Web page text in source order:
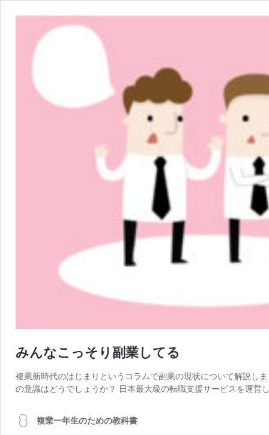
みんなこっそり副業してる
複業新時代のはじまりというコラムで副業の現状について解説し
の意識はどうでしょうか？ 日本最大級の転職支援サービスを運
複業一年生のための教科書